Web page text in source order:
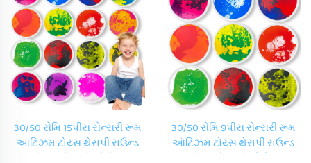
30/50 સેમિ 15પીસ સેન્સરી રૂમ
ઑટિઝમ ટોય્સ થેરાપી રાઉન્ડ
30/50 સેમિ 9પીસ સેન્સરી રૂમ
ઑટિઝમ ટોય્સ થેરાપી રાઉન્ડ